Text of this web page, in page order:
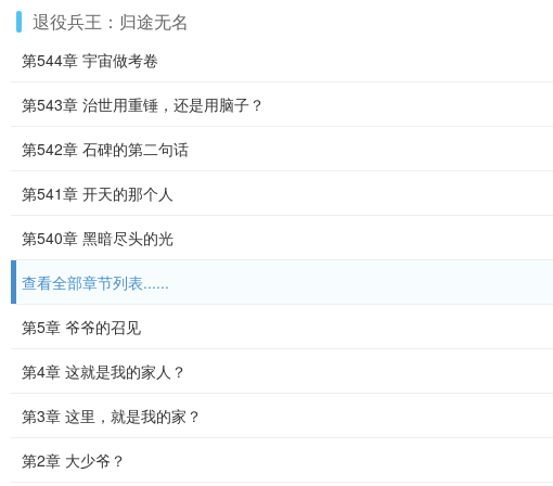
退役兵王：归途无名
第544章 宇宙做考卷
第543章 治世用重锤，还是用脑子？
第542章 石碑的第二句话
第541章 开天的那个人
第540章 黑暗尽头的光
查看全部章节列表......
第5章 爷爷的召见
第4章 这就是我的家人？
第3章 这里，就是我的家？
第2章 大少爷？